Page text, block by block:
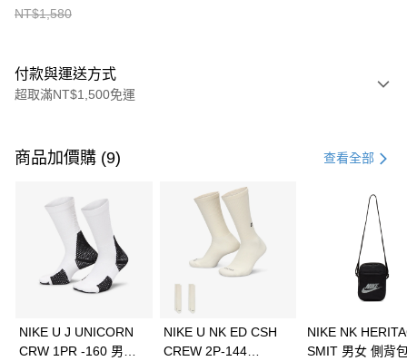
NT$1,580
付款與運送方式
超取滿NT$1,500免運
信用卡一次付款
3 期 0 利率 每期 21家銀行
合作金庫商業銀行
第一商業銀行
華南商業銀行
彰化商業銀行
上海商業儲蓄銀行
Apple Pay
全盈+PAY
商品加價購 (9) 查看全部
NIKE U J UNICORN
CRW 1PR -160 男女
NIKE U NK ED CSH
CREW 2P-144
NIKE NK
SMIT 男女 側背